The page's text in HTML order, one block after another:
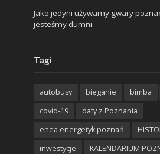
Jako jedyni używamy gwary
jesteśmy dumni.
Tagi
autobusy bieganie bimba
covid-19
daty z Poznania
enea energetyk poznań
inwestycje
KALENDARIUM